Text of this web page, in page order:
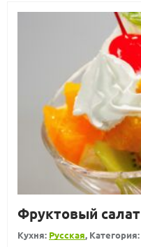
Кухня: Русская, Категория: